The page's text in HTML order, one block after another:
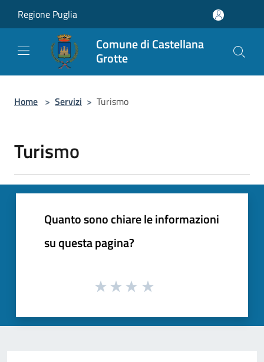
Regione Puglia
Comune di Castellana
Grotte
Home > Servizi > Turismo
Turismo
Quanto sono chiare le informazioni
su questa pagina?